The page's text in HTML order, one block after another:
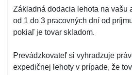
Základná dodacia lehota na vašu
od 1 do 3 pracovných dní od
pokiaľ je tovar skladom.
Prevádzkovateľ si vyhradzuje
expedičnej lehoty v prípade, že